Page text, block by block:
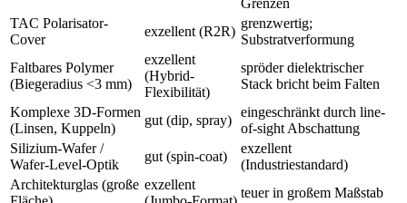
TAC Polarisator-
Cover
exzellent (R2R)
grenzwertig;
Substratverformung
Faltbares Polymer
(Biegeradius <3 mm)
exzellent
(Hybrid-
Flexibilität)
spröder dielektrischer
Stack bricht beim Falten
Komplexe 3D-Formen
(Linsen, Kuppeln)
gut (dip, spray)
eingeschränkt durch line-
of-sight Abschattung
Silizium-Wafer /
Wafer-Level-Optik
gut (spin-coat)
exzellent
(Industriestandard)
Architekturglas (große exzellent
teuer in großem Maßstab